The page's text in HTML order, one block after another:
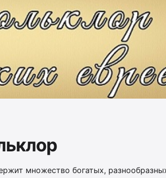
множество богатых,